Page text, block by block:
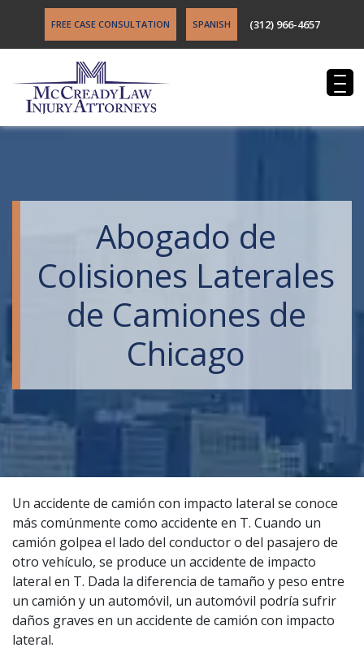
FREE CASE CONSULTATION SPANISH (312) 966-4657
Abogado de
Colisiones Laterales
de Camiones de
Chicago
Un accidente de camión con impacto lateral se conoce
más comúnmente como accidente en T. Cuando un
camión golpea el lado del conductor o del pasajero de
otro vehículo, se produce un accidente de impacto
lateral en T. Dada la diferencia de tamaño y peso entre
un camión y un automóvil, un automóvil podría sufrir
daños graves en un accidente de camión con impacto
lateral.